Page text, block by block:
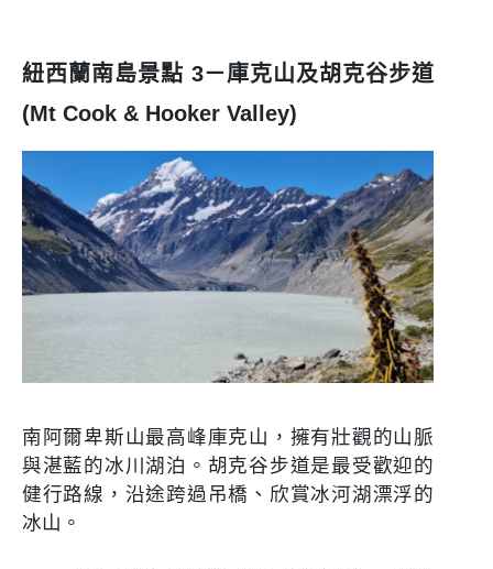
紐西蘭南島景點 3－庫克山及胡克谷步道
(Mt Cook & Hooker Valley)
南阿爾卑斯山最高峰庫克山，擁有壯觀的山脈
與湛藍的冰川湖泊。胡克谷步道是最受歡迎的
健行路線，沿途跨過吊橋、欣賞冰河湖漂浮的
冰山。